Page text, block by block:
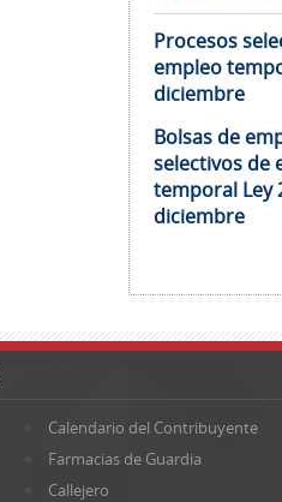
Procesos
empleo
diciembre
Bolsas de
selectivos de
temporal Ley
diciembre
Calendario del Contribuyente
Farmacias de Guardia
Callejero